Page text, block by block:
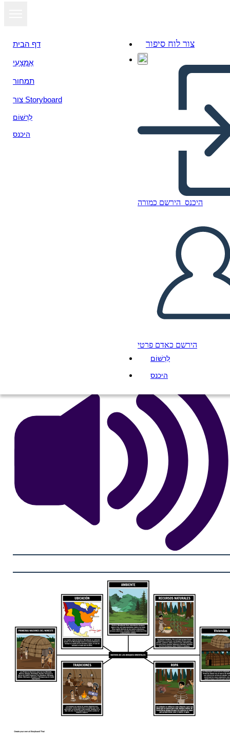
דף הבית
אֶמְצָעִי
תמחור
צור Storyboard
לִרְשׁוֹם
היכנס
צור לוח סיפור
היכנס הירשם כמורה
הירשם כאדם פרטי
לִרְשׁוֹם
היכנס
Mapa de Arañas de Eastern
לקרוא לי